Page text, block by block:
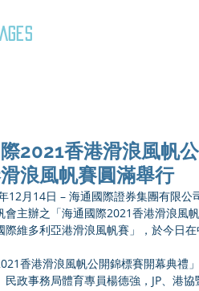
際2021香港滑浪風帆
浪風帆賽圓滿舉行
12月14日 – 海通國際證券集團有限公
會主辦之「海通國際2021香港滑浪風
際維多利亞港滑浪風帆賽」，於今日在
香港滑浪風帆公開錦標賽開幕典
民政事務局體育專員楊德強，JP、港